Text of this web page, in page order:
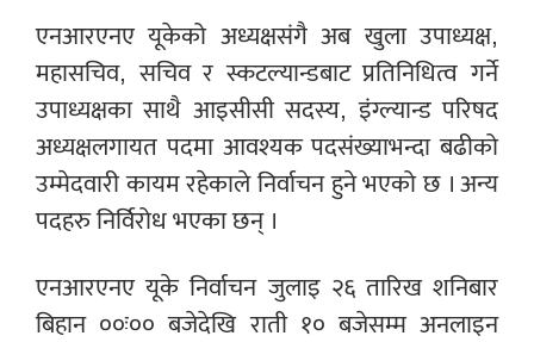
एनआरएनए यूकेको अध्यक्षसंगै अब खुला उपाध्यक्ष,
महासचिव, सचिव र स्कटल्यान्डबाट प्रतिनिधित्व गर्ने
उपाध्यक्षका साथै आइसीसी सदस्य, इंग्ल्यान्ड परिषद
अध्यक्षलगायत पदमा आवश्यक पदसंख्याभन्दा बढीको
उम्मेदवारी कायम रहेकाले निर्वाचन हुने भएको छ । अन्य
पदहरु निर्विरोध भएका छन् ।
एनआरएनए यूके निर्वाचन जुलाइ २६ तारिख शनिबार
बिहान ००ः०० बजेदेखि राती १० बजेसम्म अनलाइन